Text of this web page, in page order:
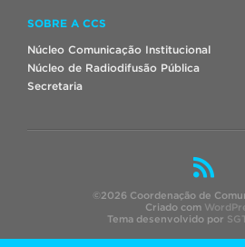
SOBRE A CCS
Núcleo Comunicação Institucional
Núcleo de Radiodifusão Pública
Secretaria
©2026 Coordenação de
Criado com
Tema desenvolvido por